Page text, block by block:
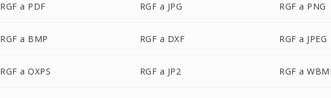
RGF a PDF RGF a JPG RGF a PNG
RGF a BMP RGF a DXF RGF a JPEG
RGF a OXPS RGF a JP2 RGF a